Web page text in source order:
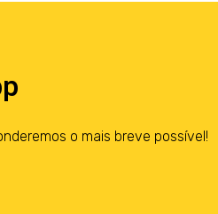
o mais breve possível!